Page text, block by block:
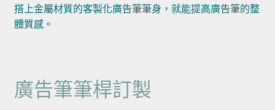
搭上金屬材質的客製化廣告筆筆身，就能提高廣告筆的整
體質感。
廣告筆筆桿訂製